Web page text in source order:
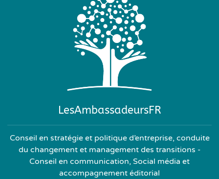
LesAmbassadeursFR
Conseil en stratégie et politique d’entreprise, conduite
du changement et management des transitions -
Conseil en communication, Social média et
accompagnement éditorial